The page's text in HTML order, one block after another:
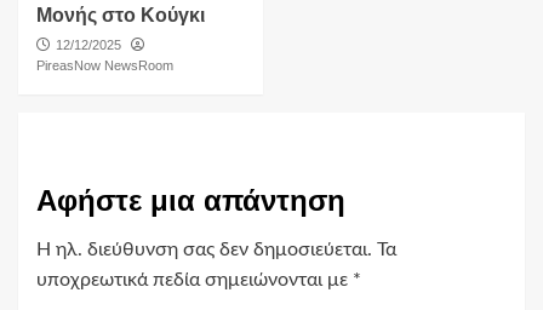
Μονής στο Κούγκι
12/12/2025
PireasNow NewsRoom
Αφήστε μια απάντηση
Η ηλ. διεύθυνση σας δεν δημοσιεύεται. Τα
υποχρεωτικά πεδία σημειώνονται με *